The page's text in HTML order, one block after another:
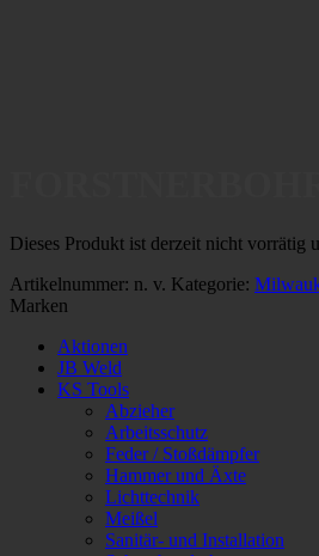
Dieses Produkt ist derzeit nicht vorrätig
Artikelnummer: n. v. Kategorie:
Marken
Aktionen
JB Weld
KS Tools
Abzieher
Arbeitsschutz
Feder / Stoßdämpfer
Hammer und Äxte
Lichttechnik
Meißel
Sanitär- und Installation